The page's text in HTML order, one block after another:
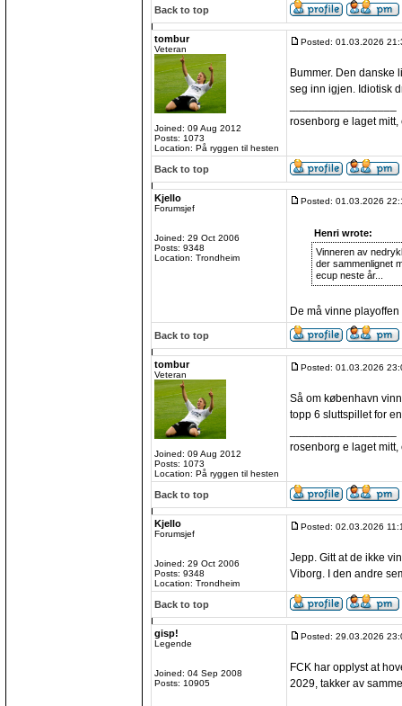
Back to top
tombur
Veteran
Joined: 09 Aug 2012
Posts: 1073
Location: På ryggen til hesten
Posted: 01.03.2026
Bummer. Den danske
seg inn igjen. Idiotisk
rosenborg e laget mitt,
Back to top
Kjello
Forumsjef
Joined: 29 Oct 2006
Posts: 9348
Location: Trondheim
Posted: 01.03.2026
Henri wrote:
Vinneren av
der sammenlignet
ecup neste år...
De må vinne
Back to top
tombur
Veteran
Joined: 09 Aug 2012
Posts: 1073
Location: På ryggen til hesten
Posted: 01.03.2026
Så om københavn
topp 6 sluttspillet for
rosenborg e laget mitt,
Back to top
Kjello
Forumsjef
Joined: 29 Oct 2006
Posts: 9348
Location: Trondheim
Posted: 02.03.2026
Jepp. Gitt at de ikke
Viborg. I den andre
Back to top
gisp!
Legende
Joined: 04 Sep 2008
Posts: 10905
Posted: 29.03.2026
FCK har opplyst at
2029, takker av